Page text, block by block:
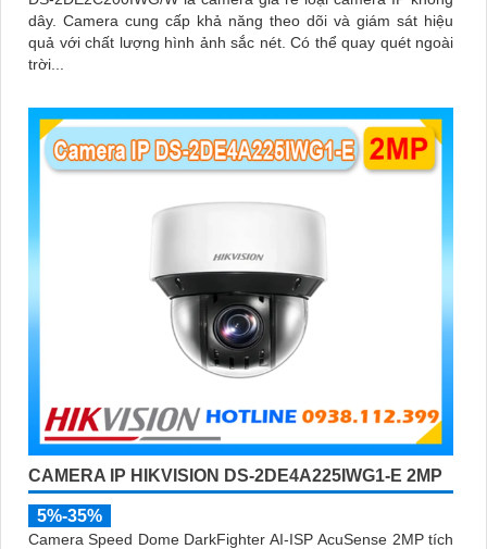
dây. Camera cung cấp khả năng theo dõi và giám sát hiệu
quả với chất lượng hình ảnh sắc nét. Có thể quay quét ngoài
trời...
CAMERA IP HIKVISION DS-2DE4A225IWG1-E 2MP
5%-35%
Camera Speed Dome DarkFighter AI-ISP AcuSense 2MP tích